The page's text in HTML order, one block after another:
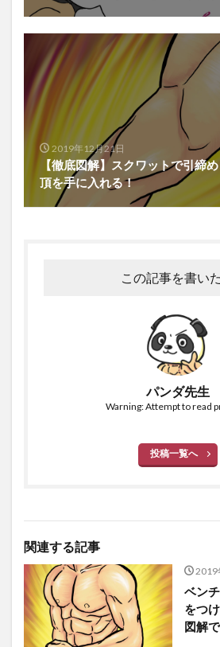
2019年12月21日
【徹底図解】スクワットで引締
頂を手に入れる！
この記事を書い
パンダ先生
Warning: Attempt to read
投稿一覧へ
関連する記事
2019
ベン
をつ
図解